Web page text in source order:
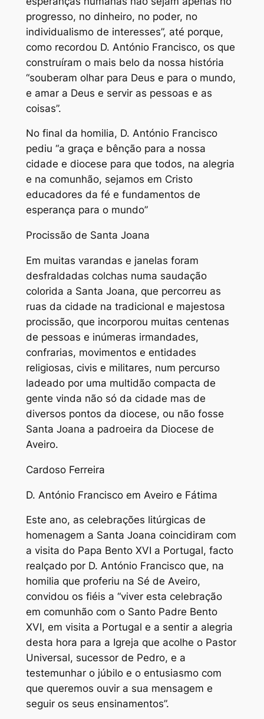
progresso, no dinheiro, no poder, no
individualismo de interesses”, até porque,
como recordou D. António Francisco, os que
construíram o mais belo da nossa história
“souberam olhar para Deus e para o mundo,
e amar a Deus e servir as pessoas e as
coisas”.
No final da homilia, D. António Francisco
pediu “a graça e bênção para a nossa
cidade e diocese para que todos, na alegria
e na comunhão, sejamos em Cristo
educadores da fé e fundamentos de
esperança para o mundo”
Procissão de Santa Joana
Em muitas varandas e janelas foram
desfraldadas colchas numa saudação
colorida a Santa Joana, que percorreu as
ruas da cidade na tradicional e majestosa
procissão, que incorporou muitas centenas
de pessoas e inúmeras irmandades,
confrarias, movimentos e entidades
religiosas, civis e militares, num percurso
ladeado por uma multidão compacta de
gente vinda não só da cidade mas de
diversos pontos da diocese, ou não fosse
Santa Joana a padroeira da Diocese de
Aveiro.
Cardoso Ferreira
D. António Francisco em Aveiro e Fátima
Este ano, as celebrações litúrgicas de
homenagem a Santa Joana coincidiram com
a visita do Papa Bento XVI a Portugal, facto
realçado por D. António Francisco que, na
homilia que proferiu na Sé de Aveiro,
convidou os fiéis a “viver esta celebração
em comunhão com o Santo Padre Bento
XVI, em visita a Portugal e a sentir a alegria
desta hora para a Igreja que acolhe o Pastor
Universal, sucessor de Pedro, e a
testemunhar o júbilo e o entusiasmo com
que queremos ouvir a sua mensagem e
seguir os seus ensinamentos”.